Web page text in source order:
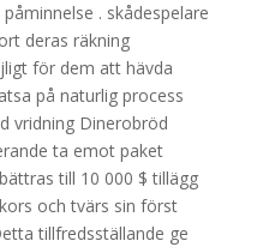
. skådespelare
deras räkning
för dem att hävda
på naturlig process
vridning Dinerobröd
ta emot paket
till 10 000 $ tillägg
och tvärs sin först
tillfredsställande ge